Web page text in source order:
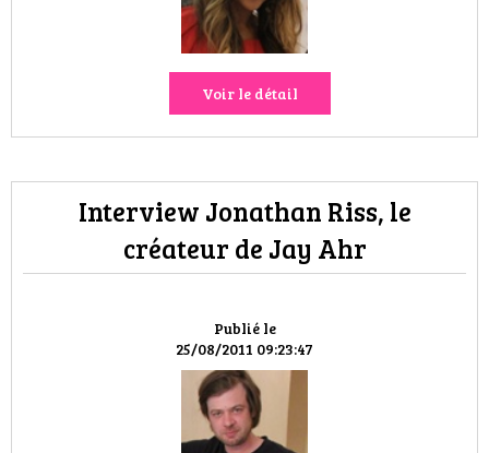
Voir le détail
Publié le
25/08/2011 09:23:47
Interview Jonathan Riss, le
créateur de Jay Ahr